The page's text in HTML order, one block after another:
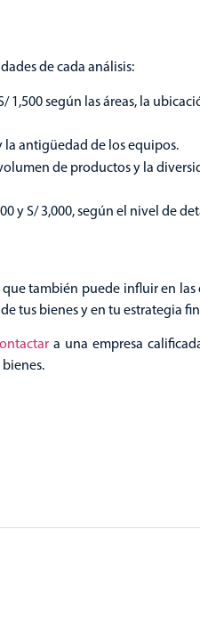
de cada análisis:
1,500 según las áreas, la
la antigüedad de los equipos.
de productos y la
y S/ 3,000, según el nivel de
también puede influir en las
tus bienes y en tu estrategia
a una empresa